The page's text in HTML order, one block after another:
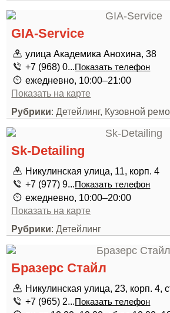
GIA-Service
улица Академика Анохина, 38
+7 (968) 0...Показать телефон
ежедневно, 10:00–21:00
Показать на карте
Рубрики: Детейлинг, Кузовной
Sk-Detailing
Никулинская улица, 11, корп. 4
+7 (977) 9...Показать телефон
ежедневно, 10:00–20:00
Показать на карте
Рубрики: Детейлинг
Бразерс Стайл
Никулинская улица, 23, корп. 4,
+7 (965) 2...Показать телефон